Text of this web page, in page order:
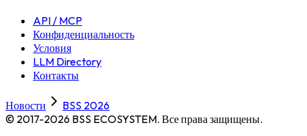
API / MCP
Конфиденциальность
Условия
LLM Directory
Контакты
Новости
BSS 2026
© 2017-2026 BSS ECOSYSTEM. Все права защищены.